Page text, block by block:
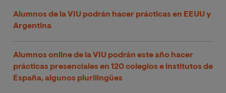
Alumnos de la VIU podrán hacer prácticas en EEUU y
Argentina
Alumnos online de la VIU podrán este año hacer
prácticas presenciales en 120 colegios e institutos de
España, algunos plurilingües